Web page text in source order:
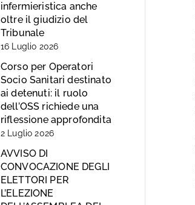
infermieristica anche
oltre il giudizio del
Tribunale
16 Luglio 2026
Corso per Operatori
Socio Sanitari destinato
ai detenuti: il ruolo
dell’OSS richiede una
riflessione approfondita
2 Luglio 2026
AVVISO DI
CONVOCAZIONE DEGLI
ELETTORI PER
L’ELEZIONE